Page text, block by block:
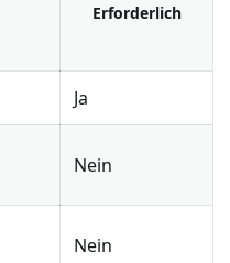
Erforderlich
Ja
Nein
Nein